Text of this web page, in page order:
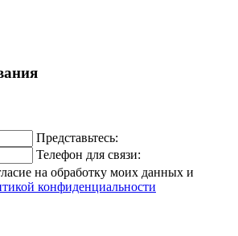
Представьтесь:
Телефон для связи:
на обработку моих данных и
конфиденциальности